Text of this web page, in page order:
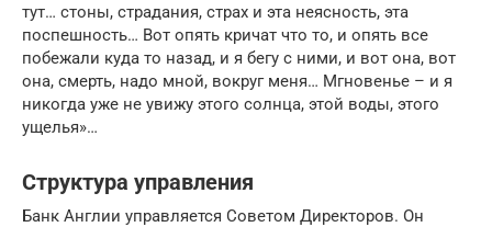
тут… стоны, страдания, страх и эта неясность, эта
поспешность… Вот опять кричат что то, и опять все
побежали куда то назад, и я бегу с ними, и вот она, вот
она, смерть, надо мной, вокруг меня… Мгновенье – и я
никогда уже не увижу этого солнца, этой воды, этого
ущелья»…
Структура управления
Банк Англии управляется Советом Директоров. Он